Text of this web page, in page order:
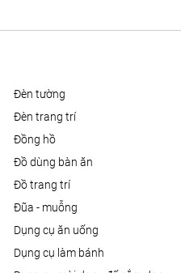
đèn tường
đèn trang trí
đồng hồ
đồ dùng bàn ăn
đồ trang trí
đũa - muỗng
dụng cụ ăn uống
dụng cụ làm bánh